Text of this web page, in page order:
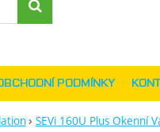
SEVi 160U Plus Okenní
PODMÍNKY